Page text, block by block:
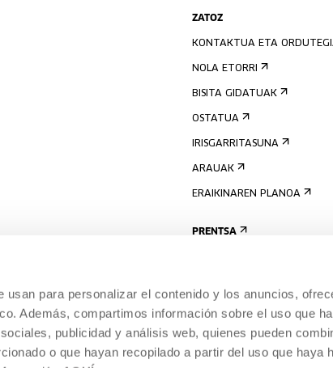
usan para personalizar el contenido y los anuncios,
Además, compartimos información sobre el uso que
publicidad y análisis web, quienes pueden
o que hayan recopilado a partir del uso que haya
ZATOZ
KONTAKTUA ETA
NOLA ETORRI
BISITA GIDATUAK
OSTATUA
IRISGARRITASUNA
ARAUAK
ERAIKINAREN PLANOA
PRENTSA